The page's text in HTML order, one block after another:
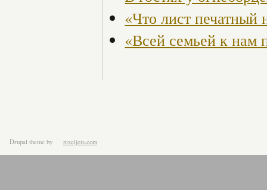
«Что лист печатный
«Всей семьей к нам
Drupal theme by pixeljets.com